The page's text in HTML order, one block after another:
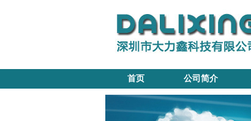
首页 公司简介